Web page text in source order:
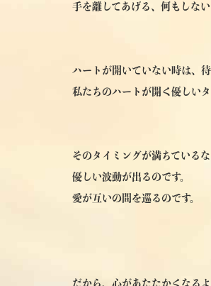
手を離してあげる、何もしな
ハートが開いていない時は、
私たちのハートが開く優しい
そのタイミングが満ちている
優しい波動が出るのです。
愛が互いの間を巡るのです。
だから、心があたたかくなる